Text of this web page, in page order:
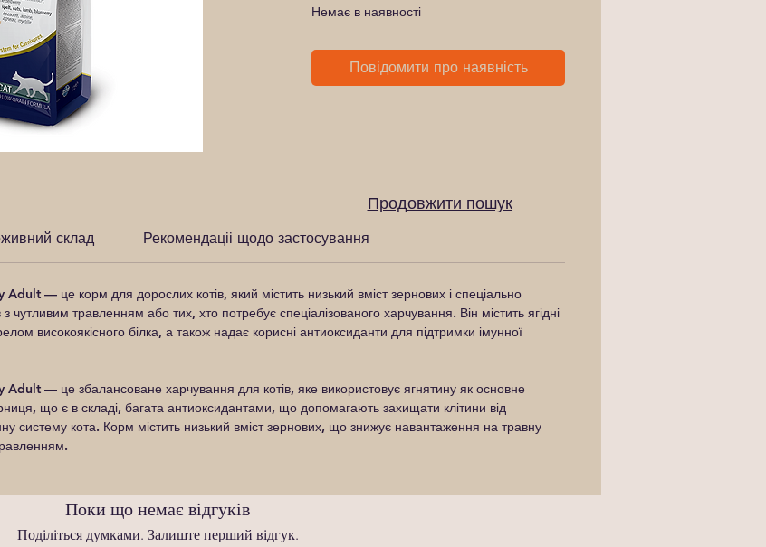
Немає в наявності
Повідомити про наявність
склад Рекомендаціі щодо застосування
Adult — це корм для дорослих котів, який містить низький вміст зернових і спеціально
чутливим травленням або тих, хто потребує спеціалізованого харчування. Він містить ягідні
високоякісного білка, а також надає корисні антиоксиданти для підтримки імунної
— це збалансоване харчування для котів, яке використовує ягнятину як основне
що є в складі, багата антиоксидантами, що допомагають захищати клітини від
систему кота. Корм містить низький вміст зернових, що знижує навантаження на травну
Поки що немає відгуків
Поділіться думками. Залиште перший відгук.
Продовжити пошук